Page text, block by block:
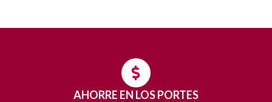
AHORRE EN LOS PORTES